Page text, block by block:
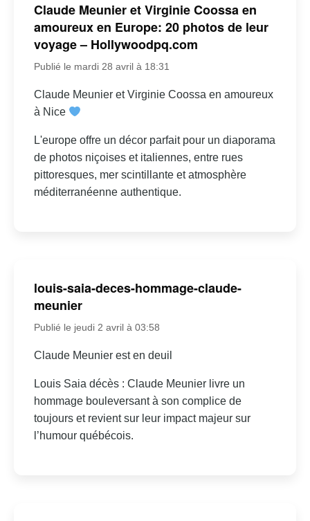
Claude Meunier et Virginie Coossa en
amoureux en Europe: 20 photos de leur
voyage – Hollywoodpq.com
Publié le mardi 28 avril à 18:31
Claude Meunier et Virginie Coossa en amoureux
à Nice
L'europe offre un décor parfait pour un diaporama
de photos niçoises et italiennes, entre rues
pittoresques, mer scintillante et atmosphère
méditerranéenne authentique.
louis-saia-deces-hommage-claude-
meunier
Publié le jeudi 2 avril à 03:58
Claude Meunier est en deuil
Louis Saia décès : Claude Meunier livre un
hommage bouleversant à son complice de
toujours et revient sur leur impact majeur sur
l’humour québécois.